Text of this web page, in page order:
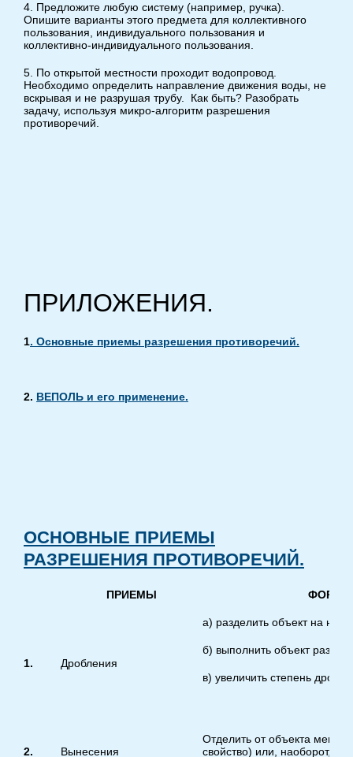
4. Предложите любую систему (например, ручка).
Опишите варианты этого предмета для коллективного
пользования, индивидуального пользования и
коллективно-индивидуального пользования.
5. По открытой местности проходит водопровод.
Необходимо определить направление движения воды, не
вскрывая и не разрушая трубу. Как быть? Разобрать
задачу, используя микро-алгоритм разрешения
противоречий.
ПРИЛОЖЕНИЯ.
1. Основные приемы разрешения противоречий.
2. ВЕПОЛЬ и его применение.
ОСНОВНЫЕ ПРИЕМЫ
РАЗРЕШЕНИЯ ПРОТИВОРЕЧИЙ.
ПРИЕМЫ
1. Дробления
а) разделить объект на
б) выполнить объект
в) увеличить степень
2. Вынесения
Отделить от объекта
свойство) или, наоборот,